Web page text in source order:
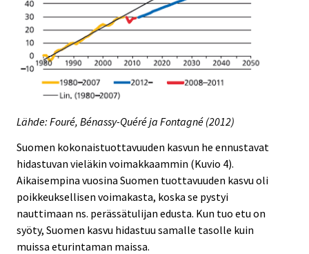
Lähde: Fouré, Bénassy-Quéré ja Fontagné (2012)
Suomen kokonaistuottavuuden kasvun he ennustavat
hidastuvan vieläkin voimakkaammin (Kuvio 4).
Aikaisempina vuosina Suomen tuottavuuden kasvu oli
poikkeuksellisen voimakasta, koska se pystyi
nauttimaan ns. perässätulijan edusta. Kun tuo etu on
syöty, Suomen kasvu hidastuu samalle tasolle kuin
muissa eturintaman maissa.